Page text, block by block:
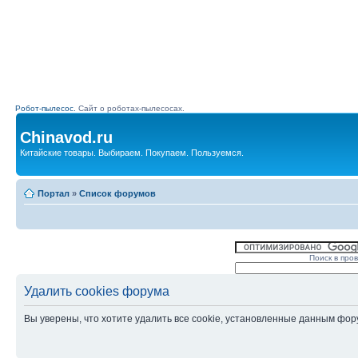
Робот-пылесос. Сайт о роботах-пылесосах.
Chinavod.ru
Китайские товары. Выбираем. Покупаем. Пользуемся.
Портал » Список форумов
Поиск в
Удалить cookies форума
Вы уверены, что хотите удалить все cookie, установленные данным